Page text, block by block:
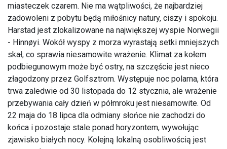
miasteczek czarem. Nie ma wątpliwości, że najbardziej
zadowoleni z pobytu będą miłośnicy natury, ciszy i spokoju.
Harstad jest zlokalizowane na największej wyspie Norwegii
- Hinnøyi. Wokół wyspy z morza wyrastają setki mniejszych
skał, co sprawia niesamowite wrażenie. Klimat za kołem
podbiegunowym może być ostry, na szczęście jest nieco
złagodzony przez Golfsztrom. Występuje noc polarna, która
trwa zaledwie od 30 listopada do 12 stycznia, ale wrażenie
przebywania cały dzień w półmroku jest niesamowite. Od
22 maja do 18 lipca dla odmiany słońce nie zachodzi do
końca i pozostaje stale ponad horyzontem, wywołując
zjawisko białych nocy. Kolejną lokalną osobliwością jest